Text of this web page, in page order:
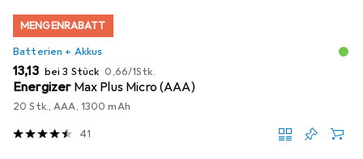
MENGENRABATT
Batterien + Akkus
EUR
13,13 bei 3 Stück EUR
0,66/1Stk.
Energizer Max Plus Micro (AAA)
20 Stk., AAA, 1300 mAh
41